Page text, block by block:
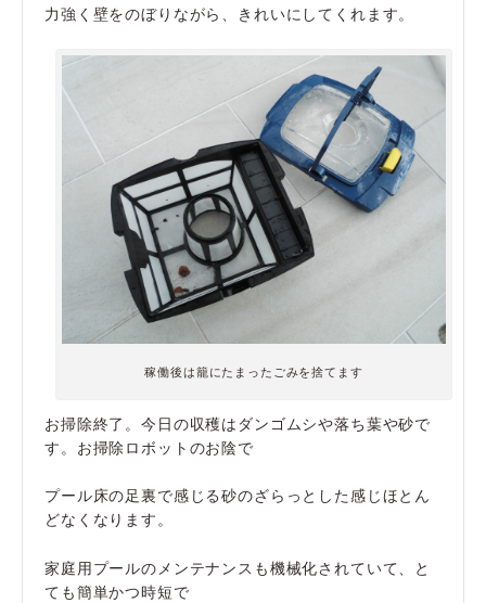
力強く壁をのぼりながら、きれいにしてくれます。
稼働後は籠にたまったごみを捨てます
お掃除終了。今日の収穫はダンゴムシや落ち葉や砂で
す。お掃除ロボットのお陰で
プール床の足裏で感じる砂のざらっとした感じほとん
どなくなります。
家庭用プールのメンテナンスも機械化されていて、と
ても簡単かつ時短で